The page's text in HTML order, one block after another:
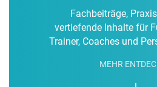
Fachbeiträge,
vertiefende Inhalte für
Trainer, Coaches und
MEHR